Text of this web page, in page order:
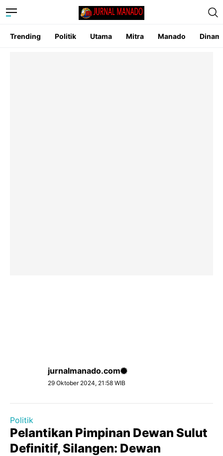
Trending Politik Utama Mitra Manado
jurnalmanado.com
29 Oktober 2024, 21:58 WIB
Politik
Pelantikan Pimpinan Dewan Sulut
Definitif, Silangen: Dewan